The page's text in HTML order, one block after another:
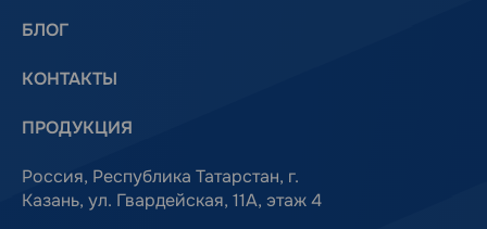
БЛОГ
КОНТАКТЫ
ПРОДУКЦИЯ
Россия, Республика Татарстан, г.
Казань, ул. Гвардейская, 11А, этаж 4